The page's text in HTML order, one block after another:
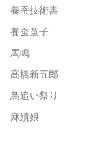
養蚕技術書
養蚕童子
馬鳴
高橋新五郎
鳥追い祭り
麻績娘